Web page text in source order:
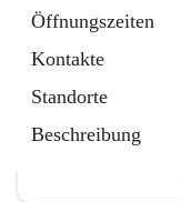
Öffnungszeiten
Kontakte
Standorte
Beschreibung